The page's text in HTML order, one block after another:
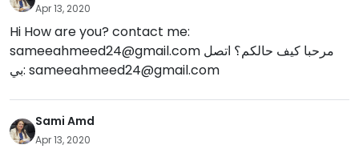
Apr 13, 2020
Hi How are you? contact me:
sameeahmeed24@gmail.com
بي: sameeahmeed24@gmail.com
Sami Amd
Apr 13, 2020